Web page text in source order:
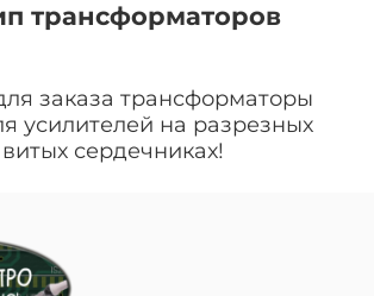
трансформаторов
заказа трансформаторы
усилителей на разрезных
сердечниках!